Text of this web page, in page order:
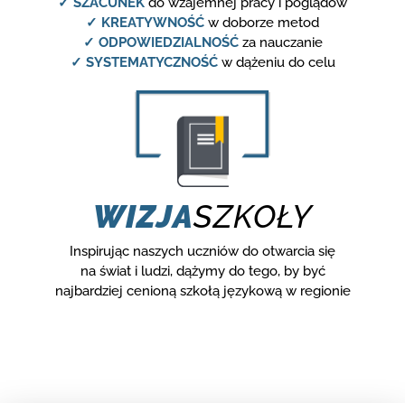
✓ KREATYWNOŚĆ w doborze metod
✓ ODPOWIEDZIALNOŚĆza nauczanie
✓ SYSTEMATYCZNOŚĆw dążeniu do celu
WIZJASZKOŁY
Inspirując naszych uczniów do otwarcia się
na świat i ludzi, dążymy do tego, by być
najbardziej cenioną szkołą językową w regionie